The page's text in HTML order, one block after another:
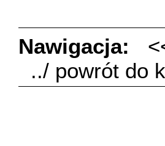
Nawigacja:
../ powrót do